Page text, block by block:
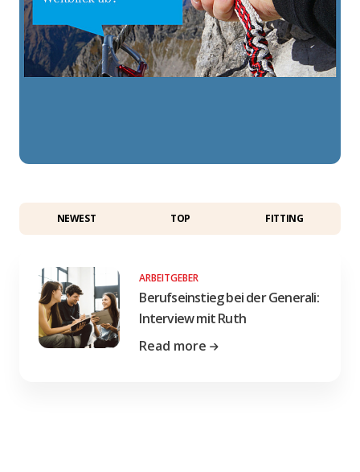
NEWEST TOP FITTING
ARBEITGEBER
Berufseinstieg bei der Generali:
Interview mit Ruth
Read more